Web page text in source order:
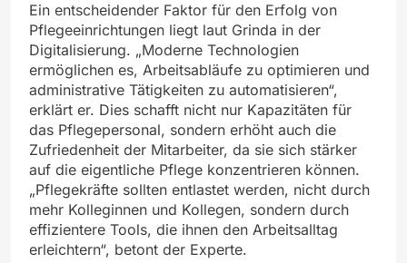
Ein entscheidender Faktor für den Erfolg von
Pflegeeinrichtungen liegt laut Grinda in der
Digitalisierung. „Moderne Technologien
ermöglichen es, Arbeitsabläufe zu optimieren und
administrative Tätigkeiten zu automatisieren“,
erklärt er. Dies schafft nicht nur Kapazitäten für
das Pflegepersonal, sondern erhöht auch die
Zufriedenheit der Mitarbeiter, da sie sich stärker
auf die eigentliche Pflege konzentrieren können.
„Pflegekräfte sollten entlastet werden, nicht durch
mehr Kolleginnen und Kollegen, sondern durch
effizientere Tools, die ihnen den Arbeitsalltag
erleichtern“, betont der Experte.